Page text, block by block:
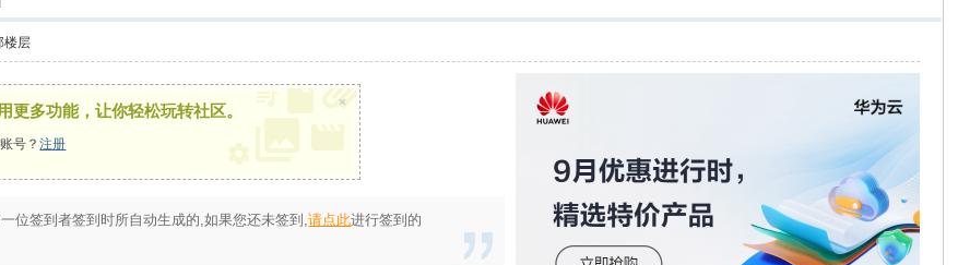
楼层
更多功能，让你轻松玩转社区。
号？注册
×
位签到者签到时所自动生成的,如果您还未签到,请点此进行签到的